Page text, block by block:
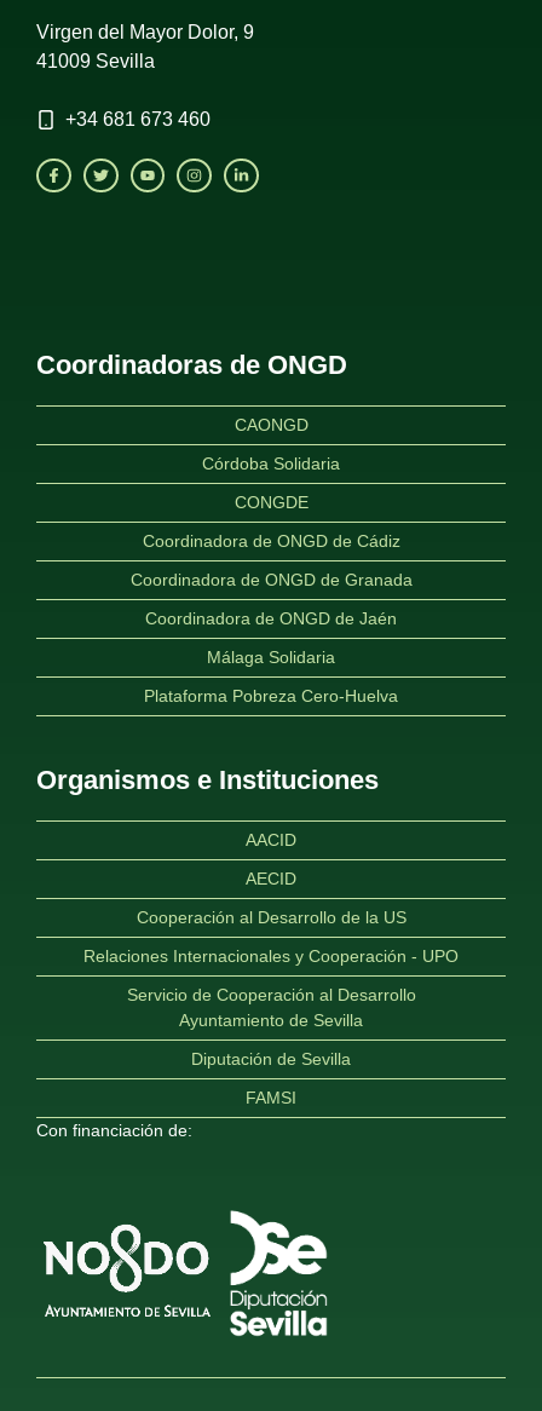
Virgen del Mayor Dolor, 9
41009 Sevilla
+34 681 673 460
Coordinadoras de ONGD
CAONGD
Córdoba Solidaria
CONGDE
Coordinadora de ONGD de Cádiz
Coordinadora de ONGD de Granada
Coordinadora de ONGD de Jaén
Málaga Solidaria
Plataforma Pobreza Cero-Huelva
Organismos e Instituciones
AACID
AECID
Cooperación al Desarrollo de la US
Relaciones Internacionales y Cooperación - UPO
Servicio de Cooperación al Desarrollo
Ayuntamiento de Sevilla
Diputación de Sevilla
FAMSI
Con financiación de: